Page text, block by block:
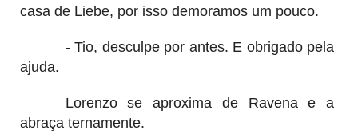
casa de Liebe, por isso demoramos um pouco.
- Tio, desculpe por antes. E obrigado pela
ajuda.
Lorenzo se aproxima de Ravena e a
abraça ternamente.